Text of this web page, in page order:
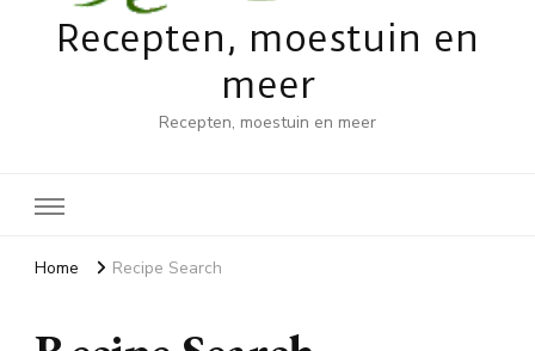
Recepten, moestuin en
meer
Recepten, moestuin en meer
Home Recipe Search